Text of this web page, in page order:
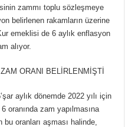
zammı toplu sözleşmeye
belirlenen rakamların üzerine
emeklisi de 6 aylık enflasyon
alıyor.
ORANI BELİRLENMİŞTİ
aylık dönemde 2022 yılı için
oranında zam yapılmasına
oranları aşması halinde,